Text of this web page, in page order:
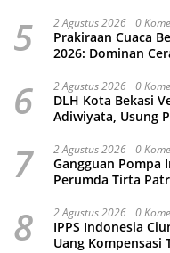
5 2 Agustus 2026 0
Prakiraan Cuaca
2026: Dominan
6 2 Agustus 2026 0
DLH Kota Bekasi
Adiwiyata, Usung
7 2 Agustus 2026 0
Gangguan Pompa
Perumda Tirta
8 2 Agustus 2026 0
IPPS Indonesia
Uang Kompensasi